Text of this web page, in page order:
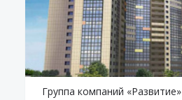
Группа компаний «Развитие»